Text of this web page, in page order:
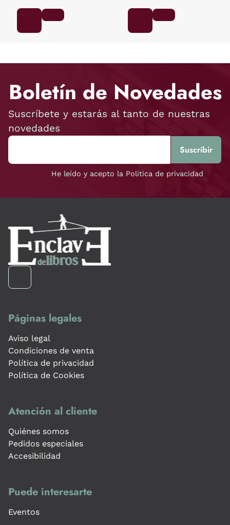
Boletín de Novedades
Suscríbete y estarás al tanto de nuestras
novedades
He leído y acepto la Política de privacidad
Páginas legales
Aviso legal
Condiciones de venta
Política de privacidad
Política de Cookies
Atención al cliente
Quiénes somos
Pedidos especiales
Accesibilidad
Puede interesarte
Eventos